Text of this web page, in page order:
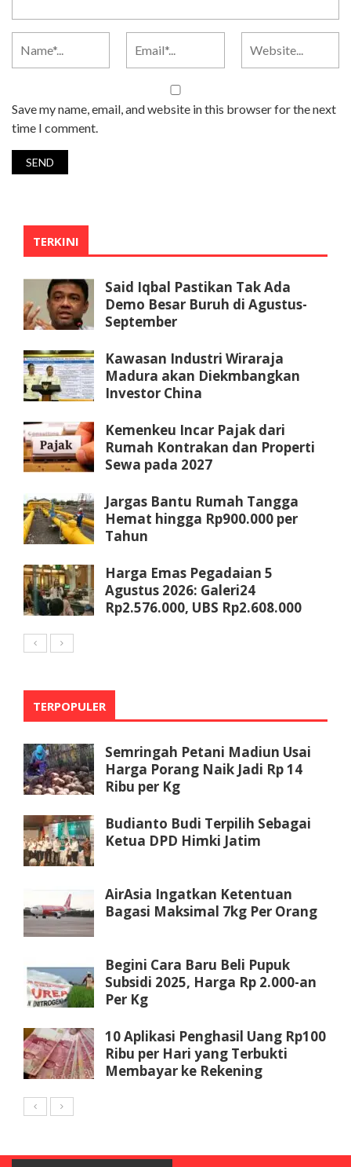
Save my name, email, and website in this browser for the next
time I comment.
TERKINI
Said Iqbal Pastikan Tak Ada
Demo Besar Buruh di Agustus-
September
Kawasan Industri Wiraraja
Madura akan Diekmbangkan
Investor China
Kemenkeu Incar Pajak dari
Rumah Kontrakan dan Properti
Sewa pada 2027
Jargas Bantu Rumah Tangga
Hemat hingga Rp900.000 per
Tahun
Harga Emas Pegadaian 5
Agustus 2026: Galeri24
Rp2.576.000, UBS Rp2.608.000
TERPOPULER
Semringah Petani Madiun Usai
Harga Porang Naik Jadi Rp 14
Ribu per Kg
Budianto Budi Terpilih Sebagai
Ketua DPD Himki Jatim
AirAsia Ingatkan Ketentuan
Bagasi Maksimal 7kg Per Orang
Begini Cara Baru Beli Pupuk
Subsidi 2025, Harga Rp 2.000-an
Per Kg
10 Aplikasi Penghasil Uang Rp100
Ribu per Hari yang Terbukti
Membayar ke Rekening